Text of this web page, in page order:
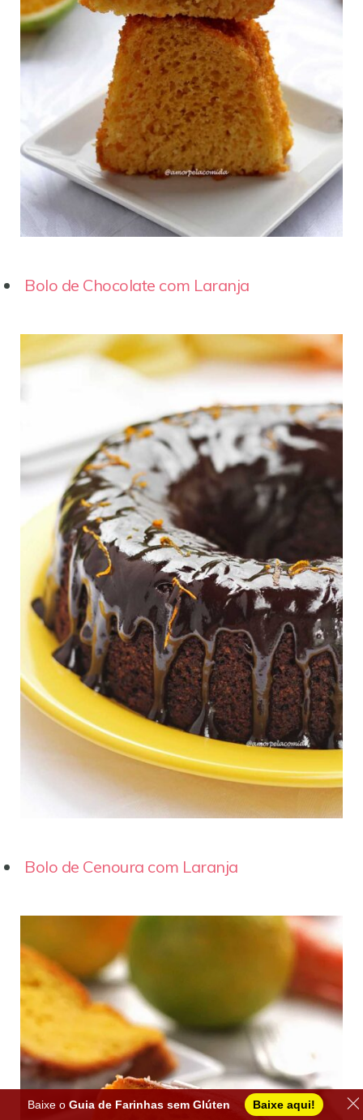
Bolo de Chocolate com Laranja
Bolo de Cenoura com Laranja
Baixe o Guia de Farinhas sem Glúten Baixe aqui!